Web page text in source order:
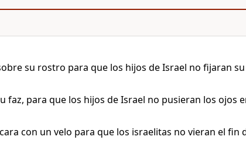
su rostro para que los hijos de Israel no fijaran
faz, para que los hijos de Israel no pusieran los ojos
con un velo para que los israelitas no vieran el fin